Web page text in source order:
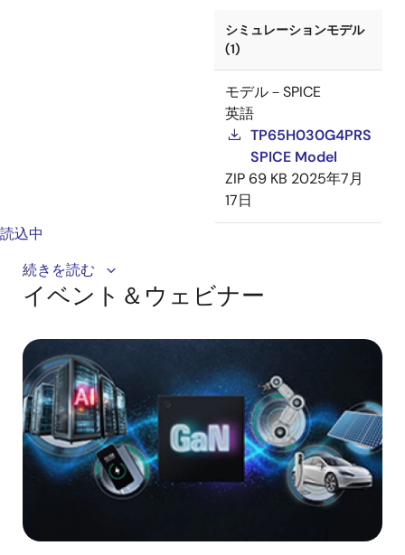
シミュレーションモデル
(1)
モデル－SPICE
英語
TP65H030G4PRS
SPICE Model
ZIP 69 KB 2025年7月
17日
読込中
The latest generation of high-voltage Gallium Nitride
(GaN) FETs offers superior thermal efficiency and
ultra-low power loss, enabling high-density power
conversion in multi-kilowatt AI datacenters, industrial
systems, and charging applications.
続きを読む
イベント＆ウェビナー